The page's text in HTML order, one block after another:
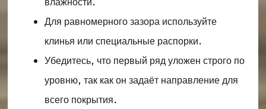
Для равномерного зазора используйте
клинья или специальные распорки.
Убедитесь, что первый ряд уложен строго по
уровню, так как он задаёт направление для
всего покрытия.